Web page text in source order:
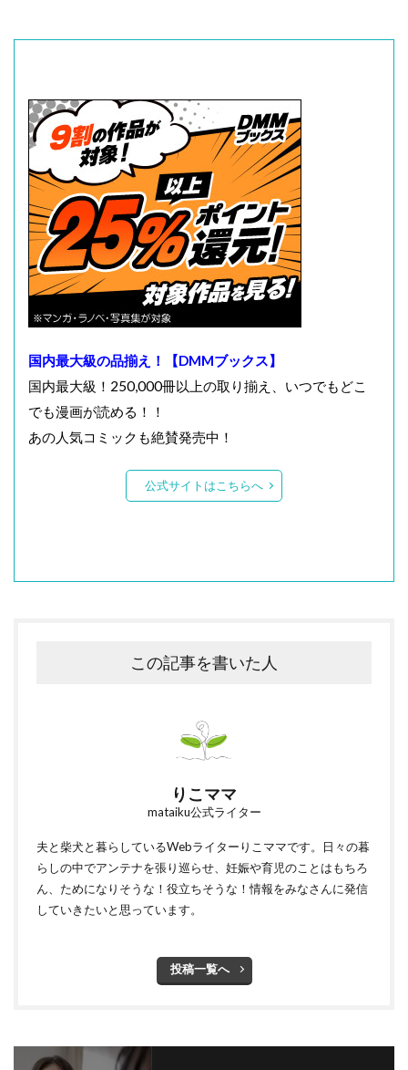
国内最大級の品揃え！【DMMブックス】
国内最大級！250,000冊以上の取り揃え、いつでもどこ
でも漫画が読める！！
あの人気コミックも絶賛発売中！
公式サイトはこちらへ
この記事を書いた人
りこママ
mataiku公式ライター
夫と柴犬と暮らしているWebライターりこママです。日々の暮
らしの中でアンテナを張り巡らせ、妊娠や育児のことはもちろ
ん、ためになりそうな！役立ちそうな！情報をみなさんに発信
していきたいと思っています。
投稿一覧へ